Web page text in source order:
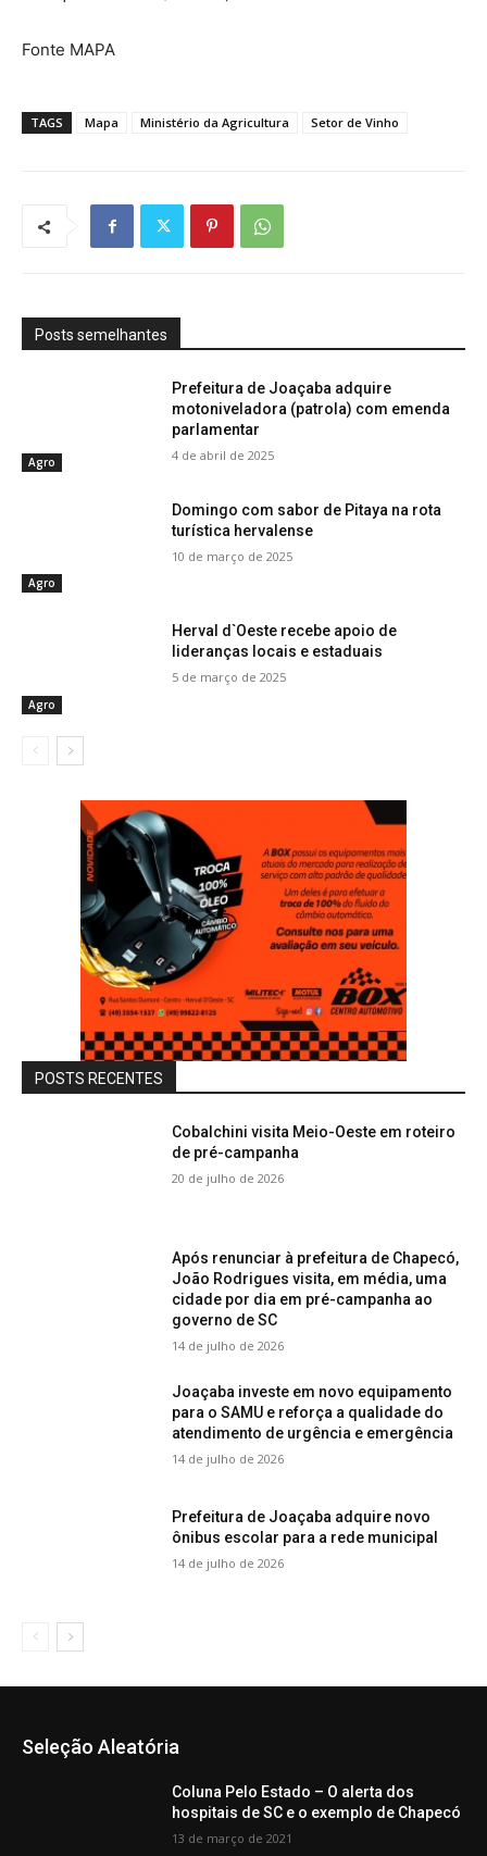
Fonte MAPA
TAGS Mapa Ministério da Agricultura Setor de Vinho
Posts semelhantes
Agro
Prefeitura de Joaçaba adquire
motoniveladora (patrola) com emenda
parlamentar
4 de abril de 2025
Agro
Domingo com sabor de Pitaya na rota
turística hervalense
10 de março de 2025
Agro
Herval d`Oeste recebe apoio de
lideranças locais e estaduais
5 de março de 2025
POSTS RECENTES
Cobalchini visita Meio-Oeste em roteiro
de pré-campanha
20 de julho de 2026
Após renunciar à prefeitura de Chapecó,
João Rodrigues visita, em média, uma
cidade por dia em pré-campanha ao
governo de SC
14 de julho de 2026
Joaçaba investe em novo equipamento
para o SAMU e reforça a qualidade do
atendimento de urgência e emergência
14 de julho de 2026
Prefeitura de Joaçaba adquire novo
ônibus escolar para a rede municipal
14 de julho de 2026
Seleção Aleatória
Coluna Pelo Estado – O alerta dos
hospitais de SC e o exemplo de Chapecó
13 de março de 2021